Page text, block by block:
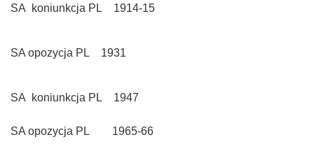
SA koniunkcja PL 1914-15
SA opozycja PL 1931
SA koniunkcja PL 1947
SA opozycja PL 1965-66